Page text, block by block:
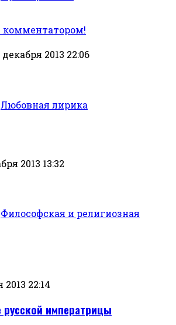
2013 22:06
Любовная лирика
2013 13:32
Философская и религиозная
22:14
императрицы